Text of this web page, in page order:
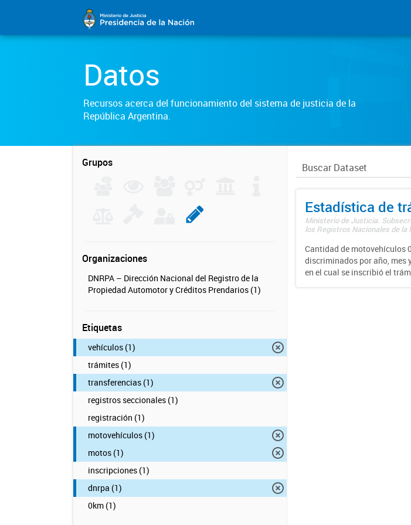
Datos
Recursos acerca del funcionamiento del sistema de justicia de la
República Argentina.
Grupos
Organizaciones
DNRPA – Dirección Nacional del Registro de la
Propiedad Automotor y Créditos Prendarios (1)
Etiquetas
vehículos (1)
trámites (1)
transferencias (1)
registros seccionales (1)
registración (1)
motovehículos (1)
motos (1)
inscripciones (1)
dnrpa (1)
0km (1)
Estadística de
Ministerio de Justicia.
los Registros Nacionales de
Cantidad de motovehículos
discriminados por año, mes
en el cual se inscribió el